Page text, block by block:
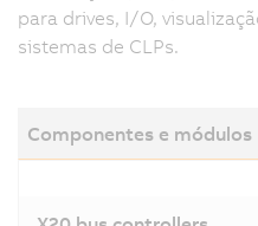
para drives, I/O,
sistemas de CLPs.
Componentes e módulos